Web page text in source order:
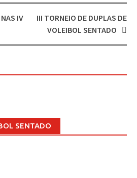
IV
III TORNEIO DE DUPLAS DE
VOLEIBOL SENTADO
SENTADO